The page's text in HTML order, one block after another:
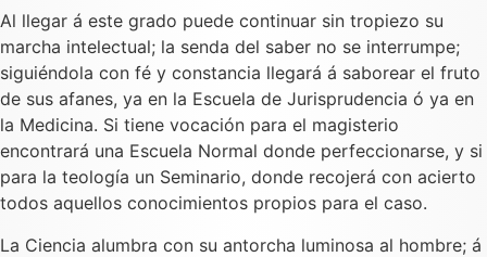
Al llegar á este grado puede continuar sin tropiezo su
marcha intelectual; la senda del saber no se interrumpe;
siguiéndola con fé y constancia llegará á saborear el fruto
de sus afanes, ya en la Escuela de Jurisprudencia ó ya en
la Medicina. Si tiene vocación para el magisterio
encontrará una Escuela Normal donde perfeccionarse, y si
para la teología un Seminario, donde recojerá con acierto
todos aquellos conocimientos propios para el caso.
La Ciencia alumbra con su antorcha luminosa al hombre; á